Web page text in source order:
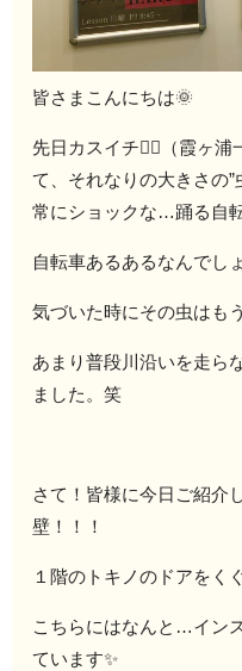
皆さまこんにちは🌞
先日カスイチ🚴‍♀️（霞ヶ
て、それなりの大きさの
常にショックな…踊る自
自転車あるあるなんでし
気づいた時にその虫はも
あまり普段川沿いを走ら
ました。笑
さて！皆様に今日ご紹介
壁！！！
１階のトキノのドアをく
こちらにはなんと…イン
ています✨